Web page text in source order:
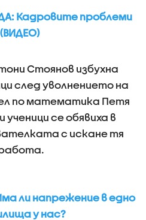
Кадровите проблеми
Стоянов избухна
след уволнението на
по математика Петя
се обявиха в
с искане тя
ли напрежение в едно
у нас?